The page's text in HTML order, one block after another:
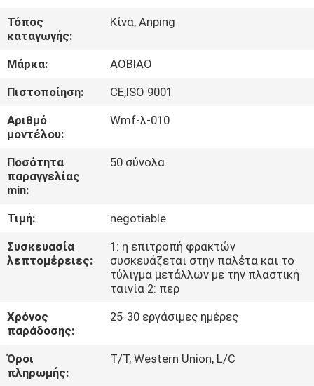
ΓΎΡΟΣ
ΕΡΓΟΣΤΑΣΊΩΝ
ΠΟΙΟΤΙΚΌΣ
ΈΛΕΓΧΟΣ
ΜΑΣ
ΣΕ
ΕΠΑΦΉ
ΕΙΔΉΣΕΙΣ
ΖΗΤΉΣΤΕ
Τόπος
καταγωγής:
Κίνα, Anping
Μάρκα:
AOBIAO
Πιστοποίηση:
CE,ISO 9001
Αριθμό
μοντέλου:
Wmf-λ-010
Ποσότητα
παραγγελίας
min:
50 σύνολα
Τιμή:
negotiable
Συσκευασία
λεπτομέρειες:
1: η επιτροπή φρακτών
συσκευάζεται στην παλέτα και το
τύλιγμα μετάλλων με την πλαστική
ταινία 2: περ
Χρόνος
παράδοσης:
25-30 εργάσιμες ημέρες
Όροι
πληρωμής:
T/T, Western Union, L/C